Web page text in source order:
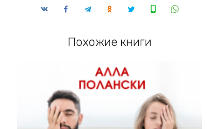
Похожие книги